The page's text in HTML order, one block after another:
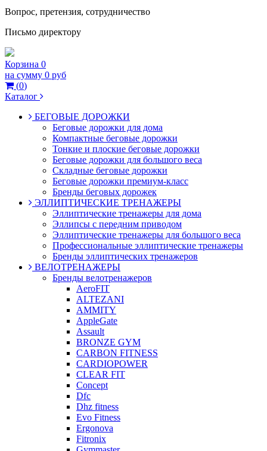
Вопрос, претензия, сотрудничество
Письмо директору
Корзина 0
на сумму 0 руб
(0)
Каталог
БЕГОВЫЕ ДОРОЖКИ
Беговые дорожки для дома
Компактные беговые дорожки
Тонкие и плоские беговые дорожки
Беговые дорожки для большого веса
Складные беговые дорожки
Беговые дорожки премиум-класс
Бренды беговых дорожек
ЭЛЛИПТИЧЕСКИЕ ТРЕНАЖЕРЫ
Эллиптические тренажеры для дома
Эллипсы с передним приводом
Эллиптические тренажеры для большого веса
Профессиональные эллиптические тренажеры
Бренды эллиптических тренажеров
ВЕЛОТРЕНАЖЕРЫ
Бренды велотренажеров
AeroFIT
ALTEZANI
AMMITY
AppleGate
Assault
BRONZE GYM
CARBON FITNESS
CARDIOPOWER
CLEAR FIT
Concept
Dfc
Dhz fitness
Evo Fitness
Ergonova
Fitronix